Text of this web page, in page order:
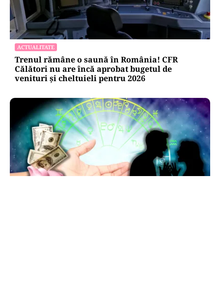
ACTUALITATE
Trenul rămâne o saună în România! CFR
Călători nu are încă aprobat bugetul de
venituri și cheltuieli pentru 2026